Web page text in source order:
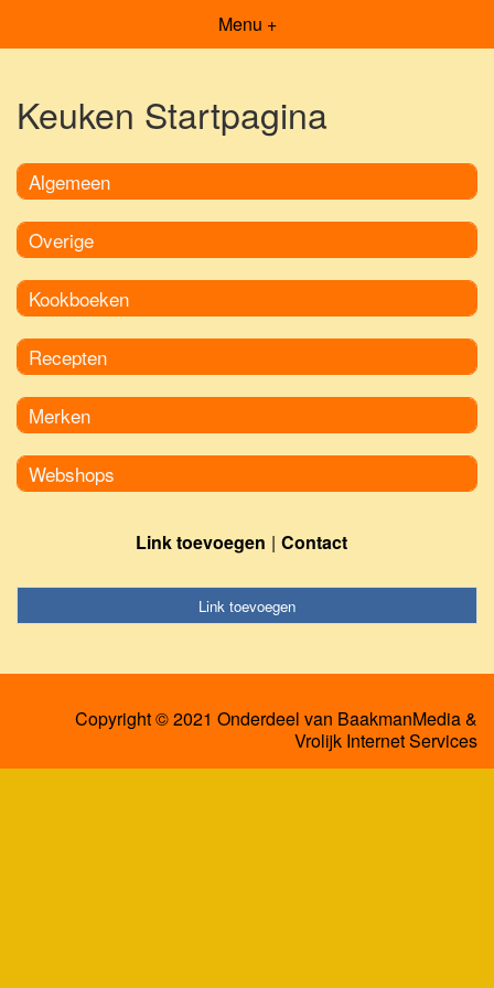
Menu +
Keuken Startpagina
Algemeen
Overige
Kookboeken
Recepten
Merken
Webshops
Link toevoegen Contact
Link toevoegen
Copyright © 2021 Onderdeel van BaakmanMedia&
Vrolijk Internet Services